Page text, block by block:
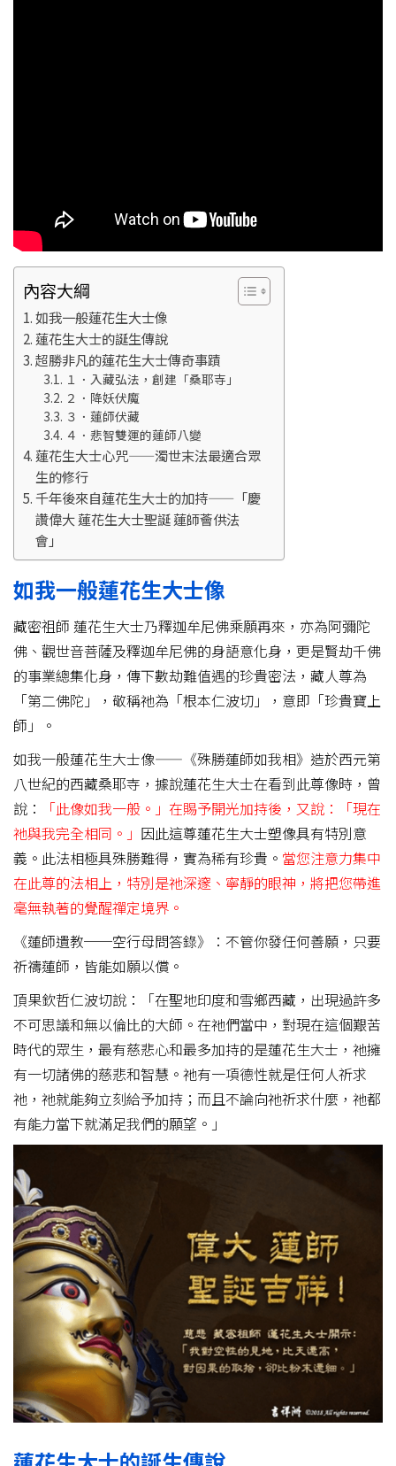
內容大綱
如我一般蓮花生大士像
蓮花生大士的誕生傳說
超勝非凡的蓮花生大士傳奇事蹟
１．入藏弘法，創建「桑耶寺」
２．降妖伏魔
３．蓮師伏藏
４．悲智雙運的蓮師八變
蓮花生大士心咒——濁世末法最適合眾
生的修行
千年後來自蓮花生大士的加持——「慶
讚偉大 蓮花生大士聖誕 蓮師薈供法
會」
如我一般蓮花生大士像
藏密祖師 蓮花生大士乃釋迦牟尼佛乘願再來，亦為阿彌陀
佛、觀世音菩薩及釋迦牟尼佛的身語意化身，更是賢劫千佛
的事業總集化身，傳下數劫難值遇的珍貴密法，藏人尊為
「第二佛陀」，敬稱祂為「根本仁波切」，意即「珍貴寶上
師」。
如我一般蓮花生大士像——《殊勝蓮師如我相》造於西元第
八世紀的西藏桑耶寺，據說蓮花生大士在看到此尊像時，曾
說：
「此像如我一般。」在賜予開光加持後，又說：「現在
祂與我完全相同。」 因此這尊蓮花生大士塑像具有特別意
義。 此法相極具殊勝難得，實為稀有珍貴。 當您注意力集中
在此尊的法相上，特別是祂深邃、寧靜的眼神，將把您帶進
毫無執著的覺醒禪定境界。
《蓮師遺教──空行母問答錄》：不管你發任何善願，只要
祈禱蓮師，皆能如願以償。
頂果欽哲仁波切說：「在聖地印度和雪鄉西藏，出現過許多
不可思議和無以倫比的大師。在祂們當中，對現在這個艱苦
時代的眾生，最有慈悲心和最多加持的是蓮花生大士，祂擁
有一切諸佛的慈悲和智慧。祂有一項德性就是任何人祈求
祂，祂就能夠立刻給予加持；而且不論向祂祈求什麼，祂都
有能力當下就滿足我們的願望。」